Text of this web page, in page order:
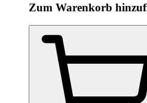
Zum Warenkorb